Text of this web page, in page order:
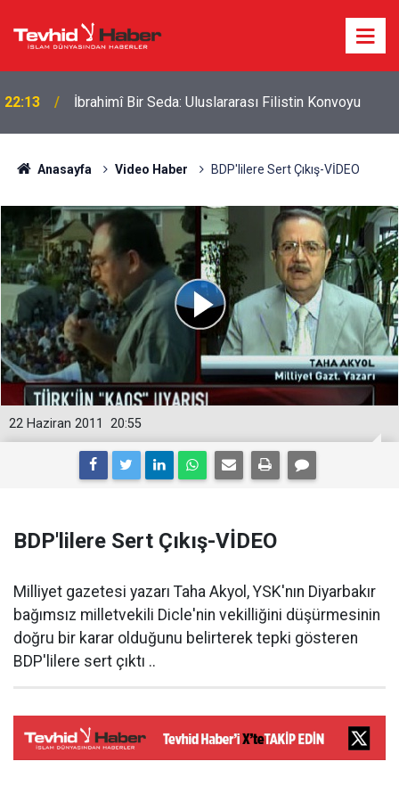
22:13 İbrahimî Bir Seda: Uluslararası Filistin Konvoyu
Anasayfa Video Haber BDP'lilere Sert Çıkış-VİDEO
20:55
22 Haziran 2011
BDP'lilere Sert Çıkış-VİDEO
Milliyet gazetesi yazarı Taha Akyol, YSK'nın Diyarbakır
bağımsız milletvekili Dicle'nin vekilliğini düşürmesinin
doğru bir karar olduğunu belirterek tepki gösteren
BDP'lilere sert çıktı ..